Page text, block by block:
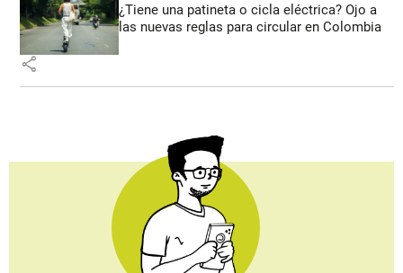
¿Tiene una patineta o cicla eléctrica? Ojo a
las nuevas reglas para circular en Colombia
share